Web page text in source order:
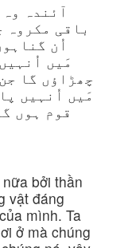
آئندہ
باقی مکروہ
اُن
مَیں
چھڑاؤں گا
مَیں اُنہیں
قوم ہوں
bởi thần
vật đáng
mình. Ta
ở mà chúng